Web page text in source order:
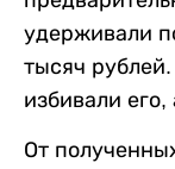
удерживали
тысяч
избивали
От